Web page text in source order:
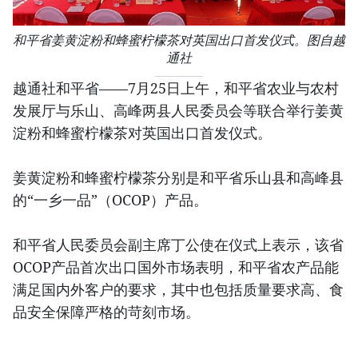
和平省姜黄淀粉和蜂蜜柠檬茶对英国出口首发仪式。图自越
通社
越通社和平省——7月25日上午，和平省农业与农村
发展厅与乐山、高峰两县人民委员会等联合举行姜黄
淀粉和蜂蜜柠檬茶对英国出口首发仪式。
姜黄淀粉和蜂蜜柠檬茶分别是和平省乐山县和高峰县
的“一乡一品”（OCOP）产品。
和平省人民委员会副主席丁公使在仪式上表示，该省
OCOP产品首次出口国外市场表明，和平省农产品能
满足国内外客户的要求，其中也包括质量要求高、食
品安全保障严格的苛刻市场。